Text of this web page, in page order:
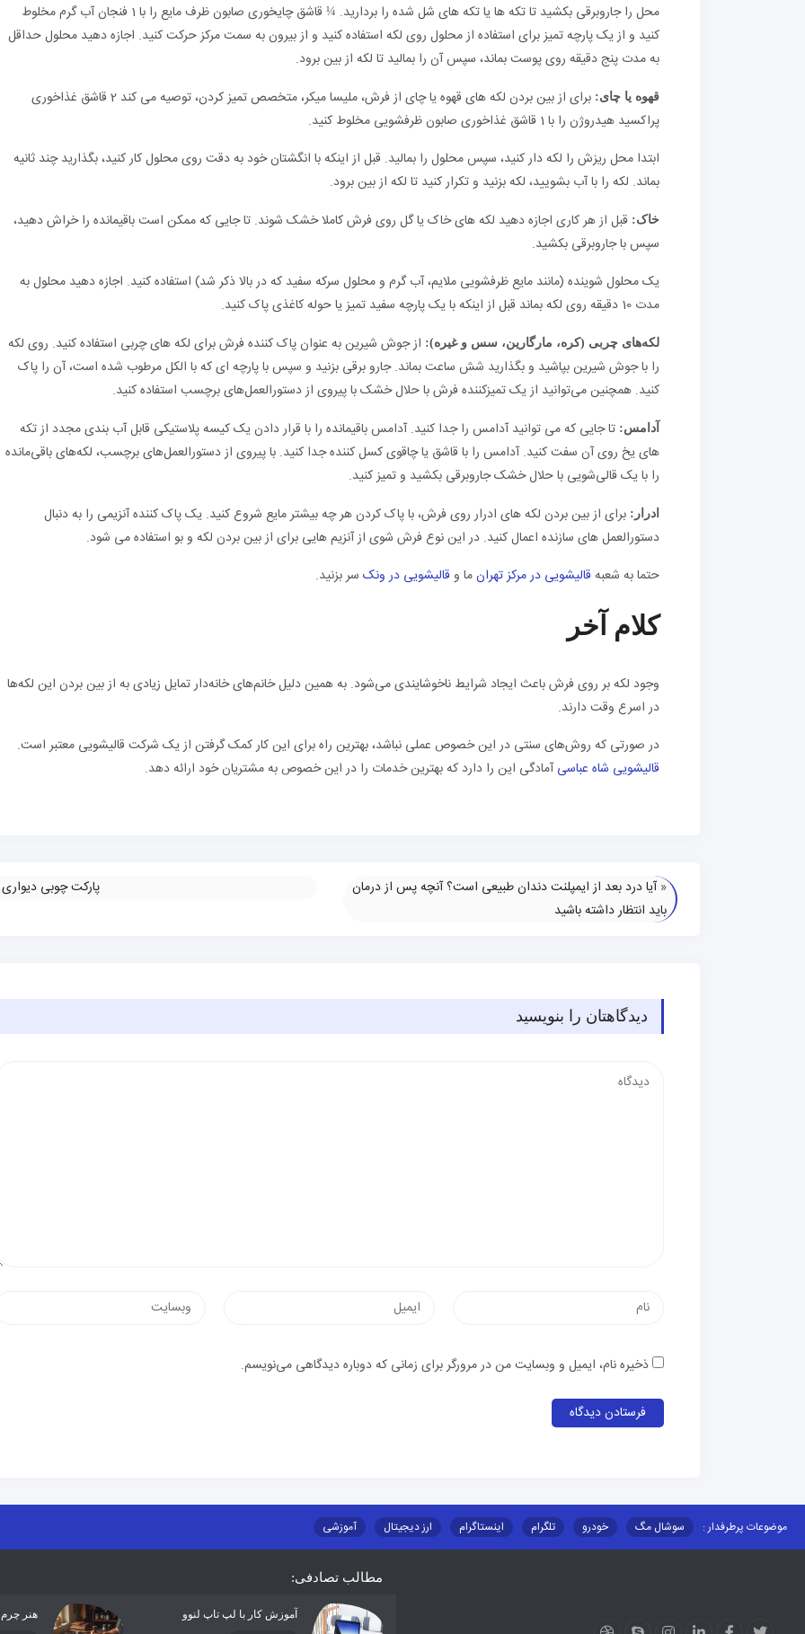
محل را جاروبرقی بکشید تا تکه ها یا تکه های شل شده را بردارید. ¼ قاشق چایخوری صابون ظرف مایع را با 1 فنجان آب گرم مخلوط
کنید و از یک پارچه تمیز برای استفاده از محلول روی لکه استفاده کنید و از بیرون به سمت مرکز حرکت کنید. اجازه دهید محلول حداقل
به مدت پنج دقیقه روی پوست بماند، سپس آن را بمالید تا لکه از بین برود.
قهوه یا چای:
برای از بین بردن لکه های قهوه یا چای از فرش، ملیسا میکر، متخصص تمیز کردن، توصیه می کند 2 قاشق غذاخوری
پراکسید هیدروژن را با 1 قاشق غذاخوری صابون ظرفشویی مخلوط کنید.
ابتدا محل ریزش را لکه دار کنید، سپس محلول را بمالید. قبل از اینکه با انگشتان خود به دقت روی محلول کار کنید، بگذارید چند ثانیه
بماند. لکه را با آب بشویید، لکه بزنید و تکرار کنید تا لکه از بین برود.
خاک: قبل از هر کاری اجازه دهید لکه های خاک یا گل روی فرش کاملا خشک شوند. تا جایی که ممکن است باقیمانده را خراش دهید،
سپس با جاروبرقی بکشید.
یک محلول شوینده (مانند مایع ظرفشویی ملایم، آب گرم و محلول سرکه سفید که در بالا ذکر شد) استفاده کنید. اجازه دهید محلول به
مدت 10 دقیقه روی لکه بماند قبل از اینکه با یک پارچه سفید تمیز یا حوله کاغذی پاک کنید.
لکه‌های چربی (کره، مارگارین، سس و غیره): از جوش شیرین به عنوان پاک کننده فرش برای لکه های چربی استفاده کنید. روی لکه
را با جوش شیرین بپاشید و بگذارید شش ساعت بماند. جارو برقی بزنید و سپس با پارچه ای که با الکل مرطوب شده است، آن را پاک
کنید. همچنین می‌توانید از یک تمیزکننده فرش با حلال خشک با پیروی از دستورالعمل‌های برچسب استفاده کنید.
آدامس: تا جایی که می توانید آدامس را جدا کنید. آدامس باقیمانده را با قرار دادن یک کیسه پلاستیکی قابل آب بندی مجدد از تکه
های یخ روی آن سفت کنید. آدامس را با قاشق یا چاقوی کسل کننده جدا کنید. با پیروی از دستورالعمل‌های برچسب، لکه‌های باقی‌مانده
را با یک قالی‌شویی با حلال خشک جاروبرقی بکشید و تمیز کنید.
ادرار: برای از بین بردن لکه های ادرار روی فرش، با پاک کردن هر چه بیشتر مایع شروع کنید. یک پاک کننده آنزیمی را به دنبال
دستورالعمل های سازنده اعمال کنید. در این نوع فرش شوی از آنزیم هایی برای از بین بردن لکه و بو استفاده می شود.
حتما به شعبه قالیشویی در مرکز تهرانما و قالیشویی در ونک سر بزنید.
کلام آخر
وجود لکه بر روی فرش باعث ایجاد شرایط ناخوشایندی می‌شود. به همین دلیل خانم‌های خانه‌دار تمایل زیادی به از بین بردن این لکه‌ها
در اسرع وقت دارند.
در صورتی که روش‌های سنتی در این خصوص عملی نباشد، بهترین راه برای این کار کمک گرفتن از یک شرکت قالیشویی معتبر است.
قالیشویی شاه عباسی آمادگی این را دارد که بهترین خدمات را در این خصوص به مشتریان خود ارائه دهد.
«آیا درد بعد از ایمپلنت دندان طبیعی است؟ آنچه پس از درمان
باید انتظار داشته باشید
پارکت چوبی دیواری
دیدگاهتان را بنویسید
ذخیره نام، ایمیل و وبسایت من در مرورگر برای زمانی که دوباره دیدگاهی می‌نویسم.
موضوعات پرطرفدار : سوشال مگ خودرو تلگرام اینستاگرام ارز دیجیتال آموزشی
مطالب تصادفی:
آموزش کار با لپ تاپ لنوو هنر